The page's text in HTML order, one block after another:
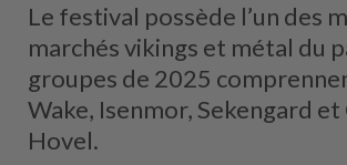
Le festival possède l’un des
marchés vikings et métal du
groupes de 2025
Wake, Isenmor, Sekengard
Hovel.